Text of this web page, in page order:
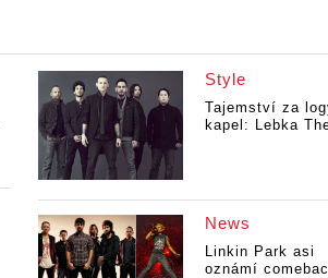
Style
Tajemství za
kapel: Lebka
News
Linkin Park asi
oznámí